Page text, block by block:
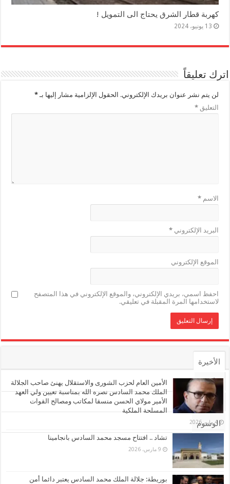
كهربة قطار الشرق يحتاج الى التمويل !
13 يونيو، 2024
اترك تعليقاً
لن يتم نشر عنوان بريدك الإلكتروني. الحقول الإلزامية مشار إليها بـ*
التعليق*
الاسم*
البريد الإلكتروني*
الموقع الإلكتروني
احفظ اسمي، بريدي الإلكتروني، والموقع الإلكتروني في هذا المتصفح
لاستخدامها المرة المقبلة في تعليقي.
الأخيرة
الأشهر
تعليقات
الوسوم
الأمين العام لحزب الشورى والاستقلال يهنئ صاحب الجلالة
الملك محمد السادس نصره الله بمناسبة تعيين ولي العهد
الأمير مولاي الحسن منسقا لمكاتب ومصالح القوات
المسلحة الملكية
4 مايو، 2026
تشاد .. افتتاح مسجد محمد السادس بانجامينا
9 مارس، 2026
بوريطة: جلالة الملك محمد السادس يعتبر دائما أمن